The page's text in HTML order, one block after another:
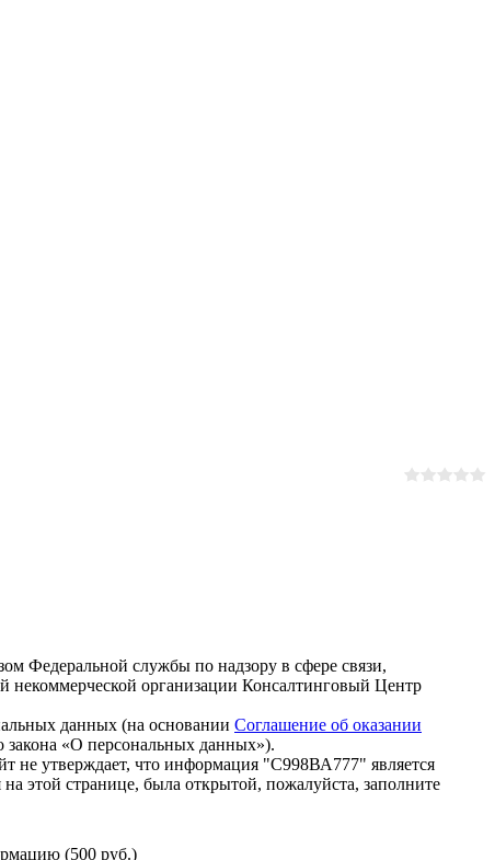
Федеральной службы по надзору в сфере связи,
организации Консалтинговый Центр
данных (на основании Соглашение об оказании
закона «О персональных данных»).
не утверждает, что информация "С998ВА777" является
этой странице, была открытой, пожалуйста, заполните
(500 руб.)